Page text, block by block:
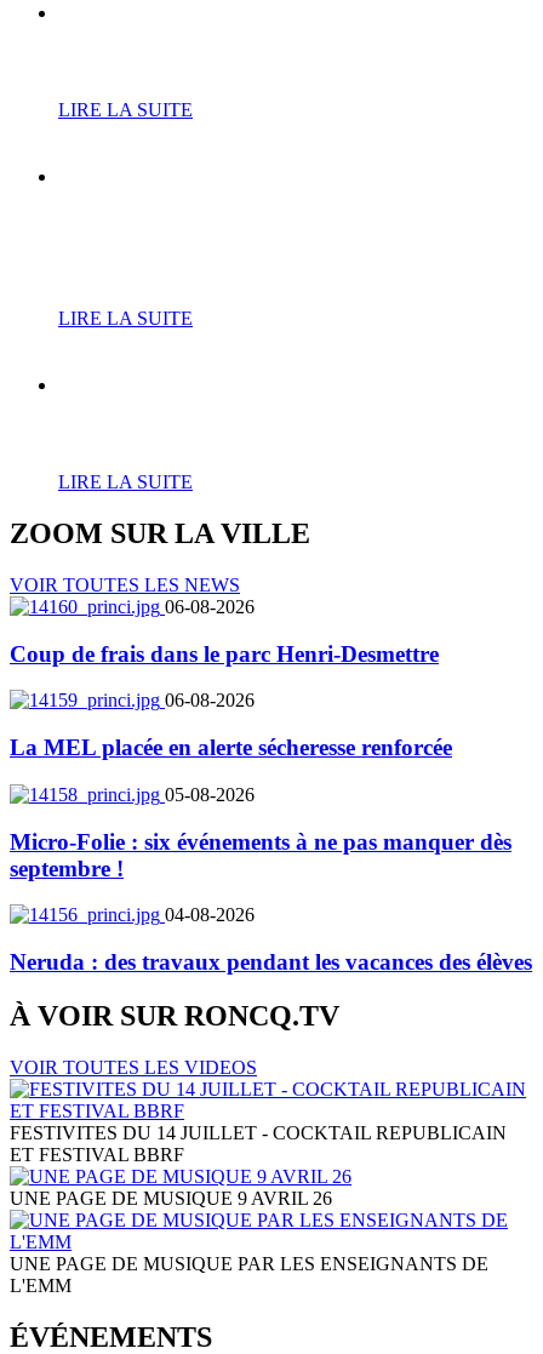
LIRE LA SUITE
LIRE LA SUITE
LIRE LA SUITE
ZOOM SUR LA VILLE
VOIR TOUTES LES NEWS
06-08-2026
Coup de frais dans le parc Henri-Desmettre
06-08-2026
La MEL placée en alerte sécheresse renforcée
05-08-2026
Micro-Folie : six événements à ne pas manquer dès
septembre !
04-08-2026
Neruda : des travaux pendant les vacances des élèves
À VOIR SUR RONCQ.TV
VOIR TOUTES LES VIDEOS
FESTIVITES DU 14 JUILLET - COCKTAIL REPUBLICAIN
ET FESTIVAL BBRF
UNE PAGE DE MUSIQUE 9 AVRIL 26
UNE PAGE DE MUSIQUE PAR LES ENSEIGNANTS DE
L'EMM
ÉVÉNEMENTS